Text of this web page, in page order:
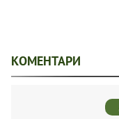
КОМЕНТАРИ